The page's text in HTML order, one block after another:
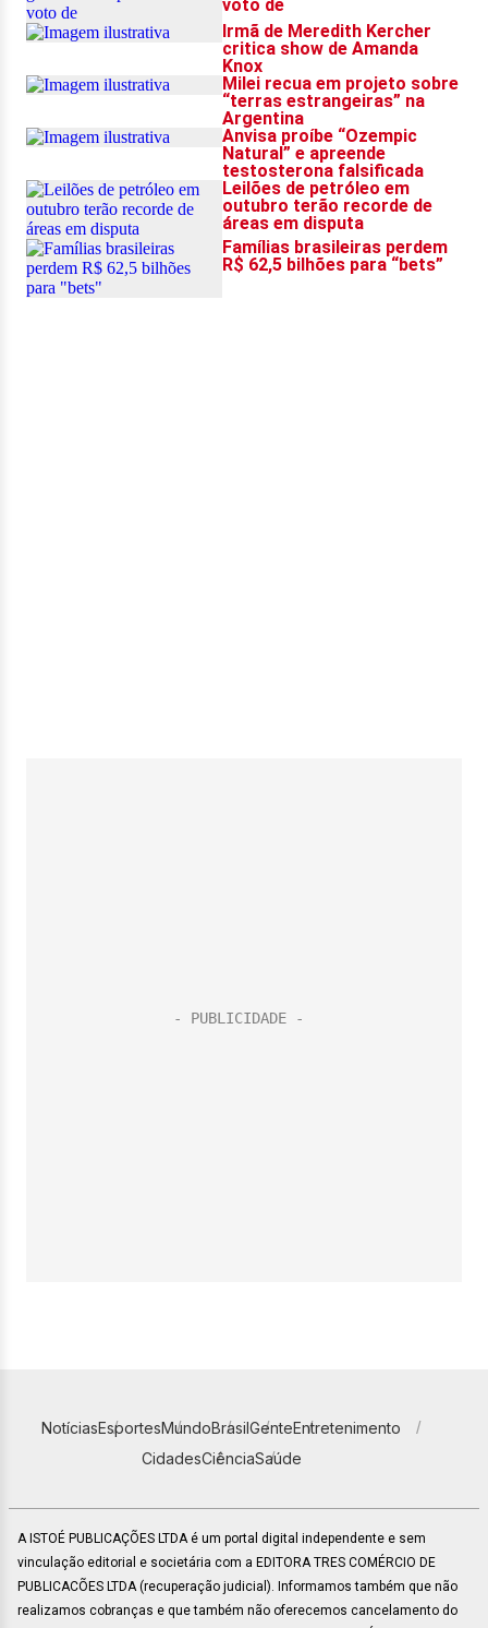
NotíciasEsportesMundoBrasilGenteEntretenimento
CidadesCiênciaSaúde
A ISTOÉ PUBLICAÇÕES LTDA é um portal digital independente e sem
vinculação editorial e societária com a EDITORA TRES COMÉRCIO DE
PUBLICACÕES LTDA (recuperação judicial). Informamos também que não
realizamos cobranças e que também não oferecemos cancelamento do